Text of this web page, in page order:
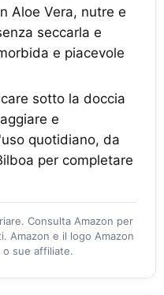
Aloe Vera, nutre e
seccarla e
e piacevole
sotto la doccia
e
quotidiano, da
per completare
Consulta Amazon per
Amazon e il logo Amazon
o sue affiliate.